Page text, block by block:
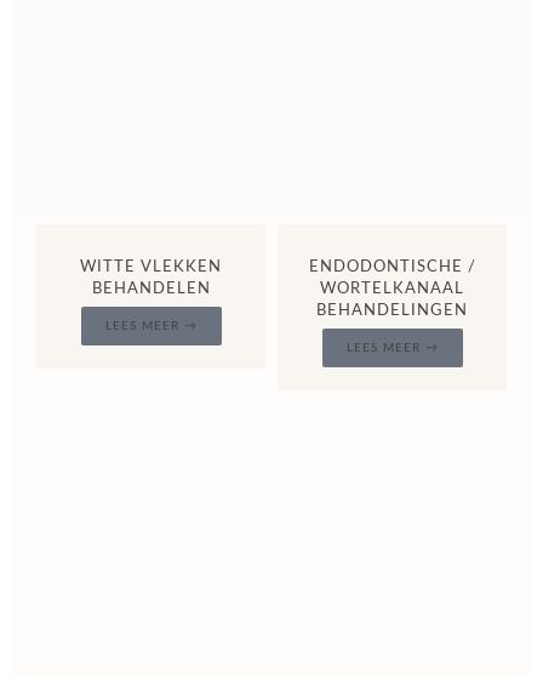
WITTE VLEKKEN
BEHANDELEN
LEES MEER →
ENDODONTISCHE /
WORTELKANAAL
BEHANDELINGEN
LEES MEER →